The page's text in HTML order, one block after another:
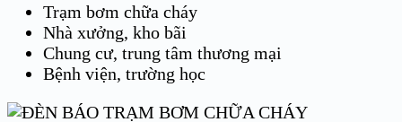
Trạm bơm chữa cháy
Nhà xưởng, kho bãi
Chung cư, trung tâm thương mại
Bệnh viện, trường học